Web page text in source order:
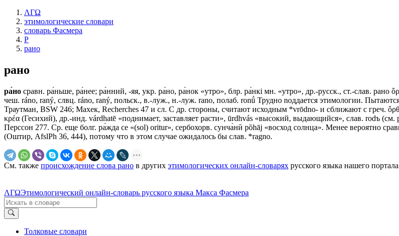
ΛΓΩ
этимологические словари
словарь Фасмера
Р
рано
рано
ра́но сравн. ра́ньше, ра́нее; ра́нний, -яя, укр. ра́но, ра́нок «утро», блр. ра́нкi мн. «утро», др.-русск., ст.-слав. рано
чеш. ráno, raný, слвц. ráno, raný, польск., в.-луж., н.-луж. rаnо, полаб. ronǘ Трудно nоддается этимологии.
Траутман, ВSW 246; Махек, Rесhеrсhеs 47 и сл. С др. стороны, считают исходным *vrōdno- и сближают с греч.
κρέα (Гесихий), др.-инд. várdhatē «поднимает, заставляет расти», ūrdhvás «высокий, выдающийся», слав. rodъ
Перссон 277. Ср. еще болг. ра́жда се «(sol) oritur», сербохорв. сунча̀нӣ рȍhāj «восход солнца». Менее вероятно
(Оштир, AfslPh 36, 444), потому что в этом случае ожидалось бы слав. *ragno.
См. также происхождение слова рано в других этимологических онлайн-словарях русского языка нашего
ΛΓΩЭтимологический онлайн-словарь русского языка Макса Фасмера
Толковые словари